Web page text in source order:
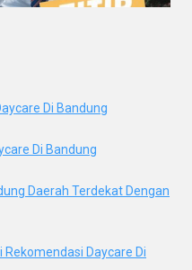
Di Bandung
Di Bandung
Daerah Terdekat Dengan
Daycare Di